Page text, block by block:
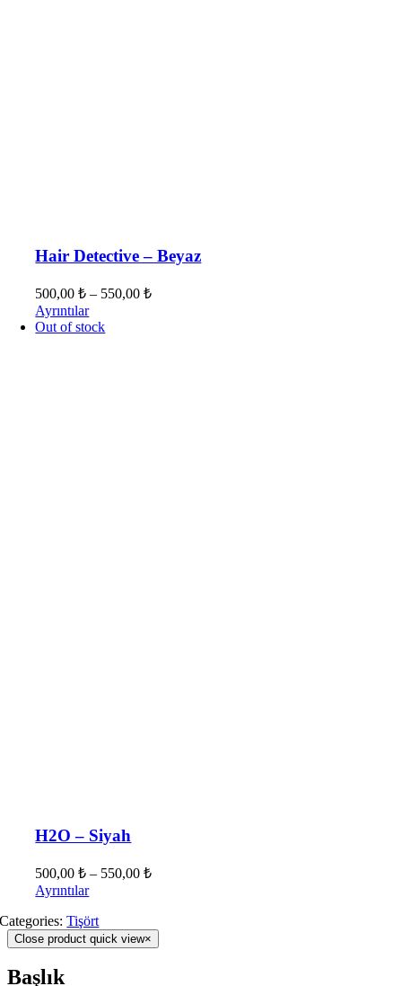
Hair Detective – Beyaz
500,00₺ – 550,00₺
Ayrıntılar
Out of stock
H2O – Siyah
500,00₺ – 550,00₺
Ayrıntılar
Categories:Tişört
Close product quick view×
Başlık